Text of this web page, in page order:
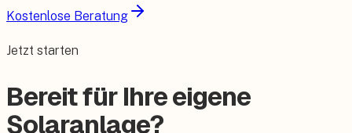
Kostenlose Beratung
Jetzt starten
Bereit für Ihre eigene
Solaranlage?